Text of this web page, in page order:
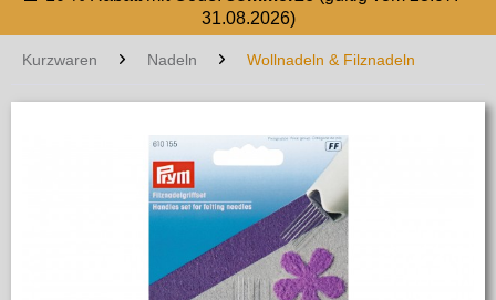
31.08.2026)
Kurzwaren Nadeln Wollnadeln & Filznadeln